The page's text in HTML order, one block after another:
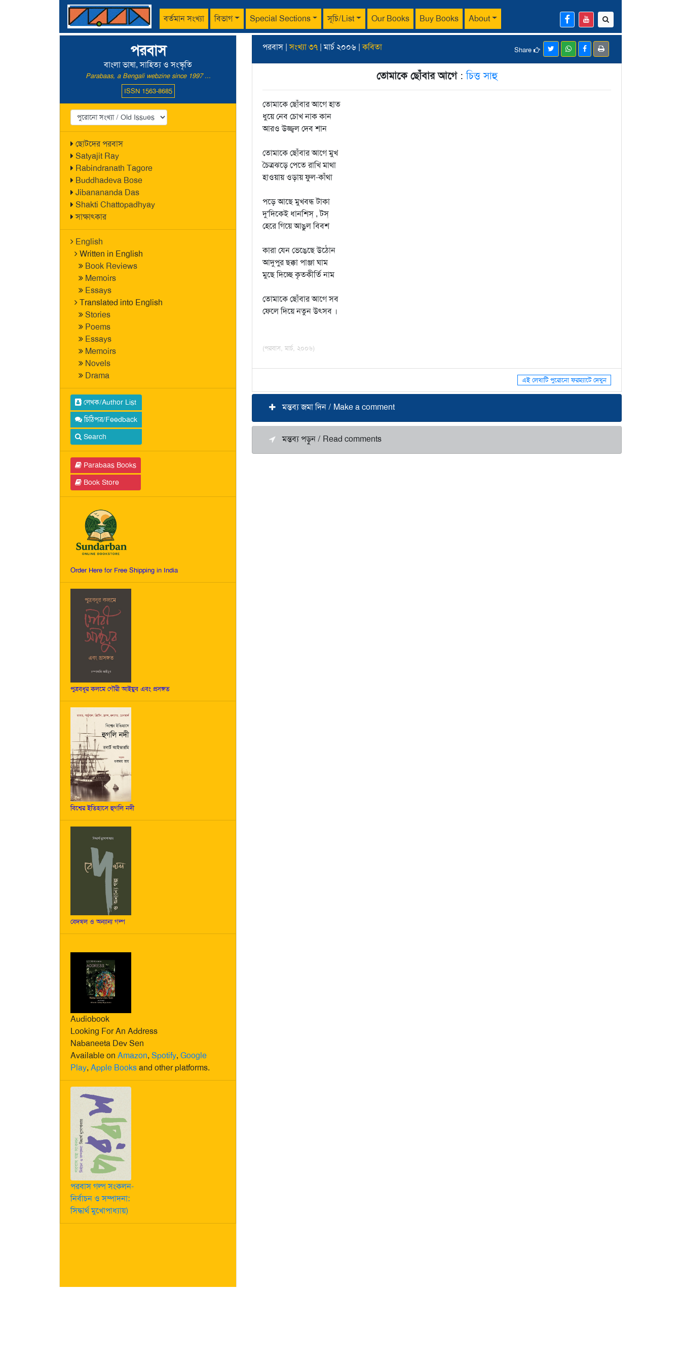
বর্তমান সংখ্যা বিভাগ Special Sections সূচি/List Our Books Buy Books About
পরবাস
বাংলা ভাষা, সাহিত্য ও সংস্কৃতি
Parabaas, a Bengali webzine since 1997 ...
ISSN 1563-8685
ছোটদের পরবাস
Satyajit Ray
Rabindranath Tagore
Buddhadeva Bose
Jibanananda Das
Shakti Chattopadhyay
সাক্ষাৎকার
English
Written in English
Book Reviews
Memoirs
Essays
Translated into English
Stories
Poems
Essays
Memoirs
Novels
Drama
লেখক/Author List
চিঠিপত্র/Feedback
Search
Parabaas Books
Book Store
Order Here for Free Shipping in India
পুত্রবধূর কলমে গৌরী আইয়ুব এবং প্রসঙ্গত
বিশ্বের ইতিহাসে হুগলি নদী
বেদখল ও অন্যান্য গল্প
Audiobook
Looking For An Address
Nabaneeta Dev Sen
Available on Amazon, Spotify, Google
Play, Apple Booksand other platforms.
পরবাস গল্প সংকলন-
নির্বাচন ও সম্পাদনা:
সিদ্ধার্থ মুখোপাধ্যায়)
পরবাস |সংখ্যা ৩৭ | মার্চ ২০০৬ |কবিতা Share
তোমাকে ছোঁবার আগে:চিত্ত সাহু
তোমাকে ছোঁবার আগে হাত
ধুয়ে নেব চোখ নাক কান
আরও উজ্জ্বল দেব শান
তোমাকে ছোঁবার আগে মুখ
চৈত্রঝড়ে পেতে রাখি মাথা
হাওয়ায় ওড়ায় ফুল-কাঁথা
পড়ে আছে মুখবন্ধ টাকা
দু'দিকেই ধানশিস্‌ , টস্‌
হেরে গিয়ে আঙুল বিবশ
কারা যেন ভেঙেছে উঠোন
আদুপুর ছক্কা পাঞ্জা ঘাম
মুছে দিচ্ছে কৃতকীর্তি নাম
তোমাকে ছোঁবার আগে সব
ফেলে দিয়ে নতুন উত্সব ।
(পরবাস, মার্চ, ২০০৬)
এই লেখাটি পুরোনো ফরম্যাটে দেখুন
মন্তব্য জমা দিন / Make a comment
মন্তব্য পড়ুন / Read comments